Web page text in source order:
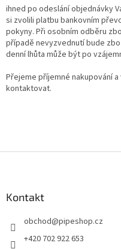
ihned po odeslání objednávky
si zvolili platbu bankovním
pokyny. Při osobním odběru
případě nevyzvednutí bude
denní lhůta může být po
Přejeme příjemné nakupování
kontaktovat.
Kontakt
obchod@pipeshop.cz
+420 702 922 653